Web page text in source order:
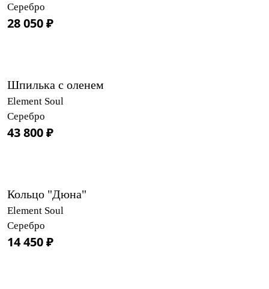
Серебро
28 050 ₽
Шпилька с оленем
Element Soul
Серебро
43 800 ₽
Кольцо "Дюна"
Element Soul
Серебро
14 450 ₽